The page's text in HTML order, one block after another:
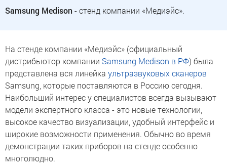
Samsung Medison - стенд компании «Медиэйс».
На стенде компании «Медиэйс» (официальный
дистрибьютор компании Samsung Medison в РФ) была
представлена вся линейка ультразвуковых сканеров
Samsung, которые поставляются в Россию сегодня.
Наибольший интерес у специалистов всегда вызывают
модели экспертного класса - это новые технологии,
высокое качество визуализации, удобный интерфейс и
широкие возможности применения. Обычно во время
демонстрации таких приборов на стенде особенно
многолюдно.